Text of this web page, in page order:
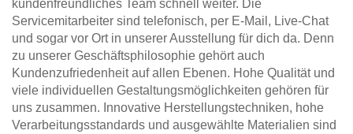
kundenfreundliches Team schnell weiter. Die
Servicemitarbeiter sind telefonisch, per E-Mail, Live-Chat
und sogar vor Ort in unserer Ausstellung für dich da. Denn
zu unserer Geschäftsphilosophie gehört auch
Kundenzufriedenheit auf allen Ebenen. Hohe Qualität und
viele individuellen Gestaltungsmöglichkeiten gehören für
uns zusammen. Innovative Herstellungstechniken, hohe
Verarbeitungsstandards und ausgewählte Materialien sind